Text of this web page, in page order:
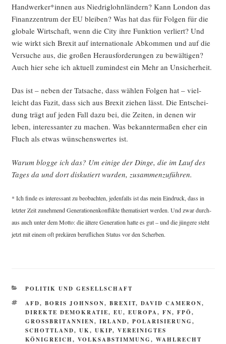
Handwerker*innen aus Nied­rig­lohn­län­dern? Kann Lon­don das
Finanz­zen­trum der EU blei­ben? Was hat das für Fol­gen für die
glo­ba­le Wirt­schaft, wenn die City ihre Funk­ti­on ver­liert? Und
wie wirkt sich Brexit auf inter­na­tio­na­le Abkom­men und auf die
Ver­su­che aus, die gro­ßen Her­aus­for­de­run­gen zu bewäl­ti­gen?
Auch hier sehe ich aktu­ell zumin­dest ein Mehr an Unsicherheit.
Das ist – neben der Tat­sa­che, dass wäh­len Fol­gen hat – viel­
leicht das Fazit, dass sich aus Brexit zie­hen lässt. Die Ent­schei­
dung trägt auf jeden Fall dazu bei, die Zei­ten, in denen wir
leben, inter­es­san­ter zu machen. Was bekann­ter­ma­ßen eher ein
Fluch als etwas wün­schens­wer­tes ist.
War­um blog­ge ich das? Um eini­ge der Din­ge, die im Lauf des
Tages da und dort dis­ku­tiert wur­den, zusammenzuführen.
* Ich fin­de es inter­es­sant zu beob­ach­ten, jeden­falls ist das mein Ein­druck, dass in
letz­ter Zeit zuneh­mend Gene­ra­tio­nen­kon­flik­te the­ma­ti­siert wer­den. Und zwar durch­
aus auch unter dem Mot­to: die älte­re Gene­ra­ti­on hat­te es gut – und die jün­ge­re steht
jetzt mit einem oft pre­kä­ren beruf­li­chen Sta­tus vor den Scherben.
KATEGORIEN
POLITIK UND GESELLSCHAFT
SCHLAGWÖRTER
AFD, BORIS JOHNSON, BREXIT, DAVID CAMERON,
DIREKTE DEMOKRATIE, EU, EUROPA, FN, FPÖ,
GROSSBRITANNIEN
, IRLAND, POLARISIERUNG,
SCHOTTLAND, UK, UKIP, VEREINIGTES
KÖNIGREICH, VOLKSABSTIMMUNG, WAHLRECHT